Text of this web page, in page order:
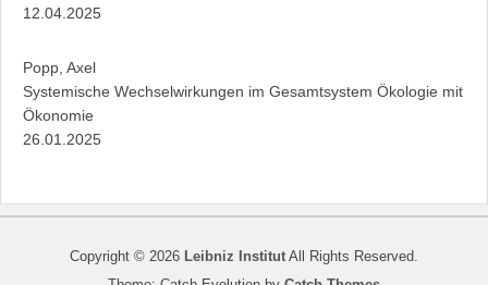
12.04.2025
Popp, Axel
Systemische Wechselwirkungen im Gesamtsystem Ökologie mit
Ökonomie
26.01.2025
Copyright © 2026 Leibniz Institut All Rights Reserved.